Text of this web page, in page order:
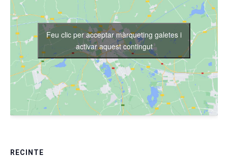
RECINTE
Feu clic per acceptar màrqueting galetes i
activar aquest contingut